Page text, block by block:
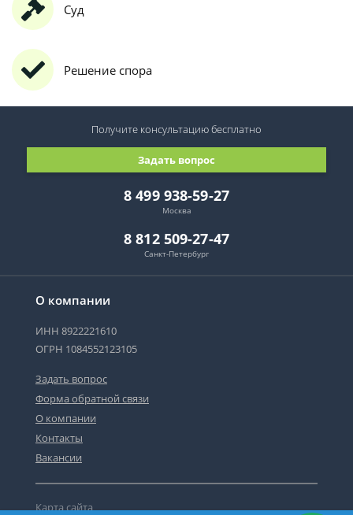
Суд
Решение спора
О компании
ИНН 8922221610
ОГРН 1084552123105
Задать вопрос
Форма обратной связи
О компании
Контакты
Вакансии
Карта сайта
8 499 938-59-27
Москва
8 812 509-27-47
Санкт-Петербург
Задать вопрос
Получите консультациюбесплатно